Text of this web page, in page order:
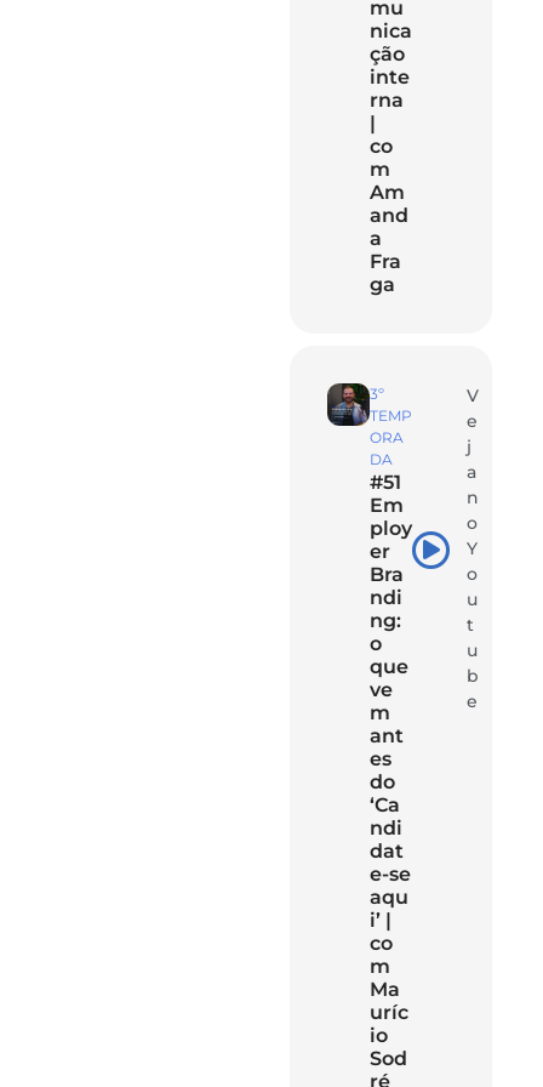
mu
nica
ção
inte
rna
|
co
m
Am
and
a
Fra
ga
3º
TEMP
ORA
DA
#51
Em
ploy
er
Bra
ndi
ng:
o
que
ve
m
ant
es
do
‘Ca
ndi
dat
e-se
aqu
i’ |
co
m
Ma
uríc
io
Sod
ré
V
e
j
a
n
o
Y
o
u
t
u
b
e